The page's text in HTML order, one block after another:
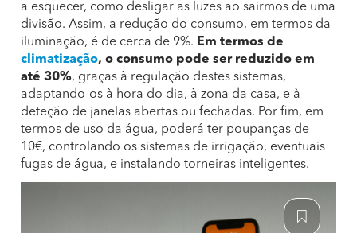
a esquecer, como desligar as luzes ao sairmos de uma
divisão. Assim, a redução do consumo, em termos da
iluminação, é de cerca de 9%. Em termos de
climatização, o consumo pode ser reduzido em
até 30%, graças à regulação destes sistemas,
adaptando-os à hora do dia, à zona da casa, e à
deteção de janelas abertas ou fechadas. Por fim, em
termos de uso da água, poderá ter poupanças de
10€, controlando os sistemas de irrigação, eventuais
fugas de água, e instalando torneiras inteligentes.